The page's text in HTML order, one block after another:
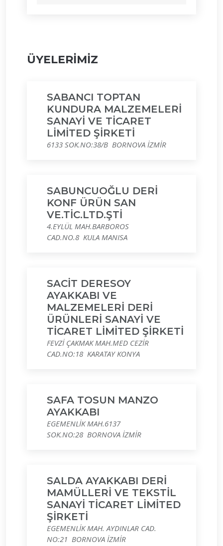
ÜYELERİMİZ
SABANCI TOPTAN
KUNDURA MALZEMELERİ
SANAYİ VE TİCARET
LİMİTED ŞİRKETİ
6133 SOK.NO:38/B BORNOVA İZMİR
SABUNCUOĞLU DERİ
KONF ÜRÜN SAN
VE.TİC.LTD.ŞTİ
4.EYLÜL MAH.BARBOROS
CAD.NO.8 KULA MANISA
SACİT DERESOY
AYAKKABI VE
MALZEMELERİ DERİ
ÜRÜNLERİ SANAYİ VE
TİCARET LİMİTED ŞİRKETİ
FEVZİ ÇAKMAK MAH.MED CEZİR
CAD.NO:18 KARATAY KONYA
SAFA TOSUN MANZO
AYAKKABI
EGEMENLİK MAH.6137
SOK.NO:28 BORNOVA İZMİR
SALDA AYAKKABI DERİ
MAMÜLLERİ VE TEKSTİL
SANAYİ TİCARET LİMİTED
ŞİRKETİ
EGEMENLİK MAH. AYDINLAR CAD.
NO:21 BORNOVA İZMİR